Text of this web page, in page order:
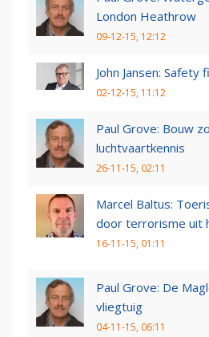
London Heathrow
09-12-15, 12:12
John Jansen: Safety
02-12-15, 11:12
Paul Grove: Bouw
luchtvaartkennis
26-11-15, 02:11
Marcel Baltus:
door terrorisme uit
16-11-15, 01:11
Paul Grove: De
vliegtuig
04-11-15, 06:11